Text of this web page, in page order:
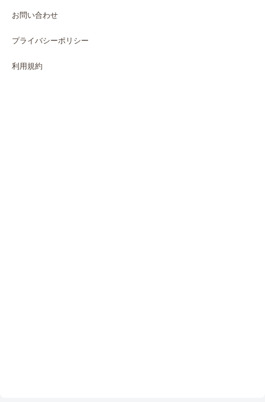
お問い合わせ
プライバシーポリシー
利用規約